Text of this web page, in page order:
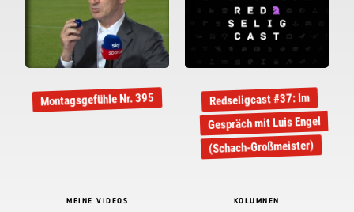
Montagsgefühle Nr. 395 Redseligcast #37: Im
Gespräch mit Luis Engel
(Schach-Großmeister)
MEINE VIDEOS KOLUMNEN